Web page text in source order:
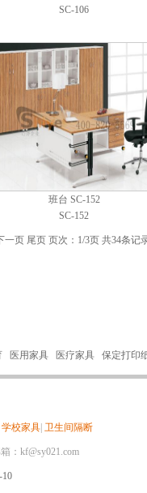
SC-106
班台 SC-152
SC-152
一页 尾页 页次：1/3页 共34条记
医用家具 医疗家具 保定打印
学校家具 卫生间隔断
：kf@sy021.com
10